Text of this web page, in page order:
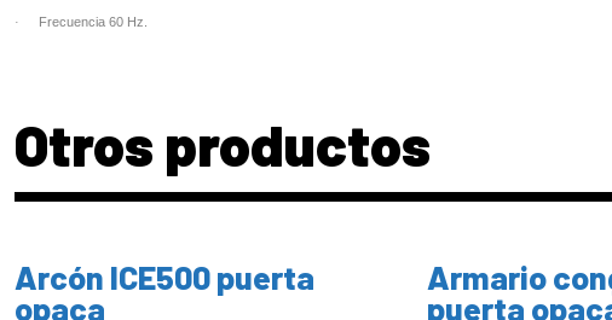
· Frecuencia 60 Hz.
Otros productos
Arcón ICE500 puerta
opaca
Armario
puerta